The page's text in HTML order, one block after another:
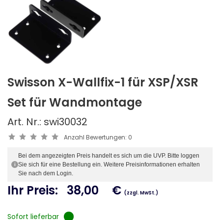
Swisson X-Wallfix-1 für XSP/XSR
Set für Wandmontage
Art. Nr.: swi30032
Anzahl Bewertungen: 0
i
Bei dem angezeigten Preis handelt es sich um die UVP. Bitte loggen
Sie sich für eine Bestellung ein. Weitere Preisinformationen erhalten
Sie nach dem Login.
Ihr Preis: 38,00 € (zzgl. MwSt.)
Sofort lieferbar